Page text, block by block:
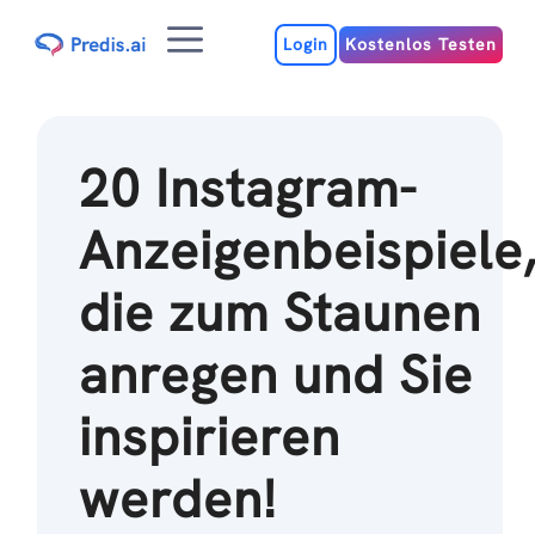
Inhalt
MenuLogin Kostenlos Testen
20 Instagram-
die zum Staunen
anregen und Sie
inspirieren
werden!